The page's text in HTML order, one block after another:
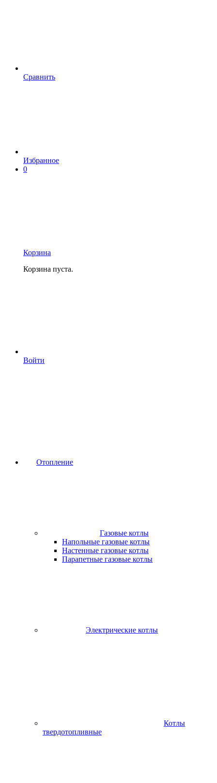
Сравнить
Избранное
0
Корзина
Корзина пуста.
Войти
Отопление
Газовые котлы
Напольные газовые котлы
Настенные газовые котлы
Парапетные газовые котлы
Электрические котлы
Котлы
твердотопливные